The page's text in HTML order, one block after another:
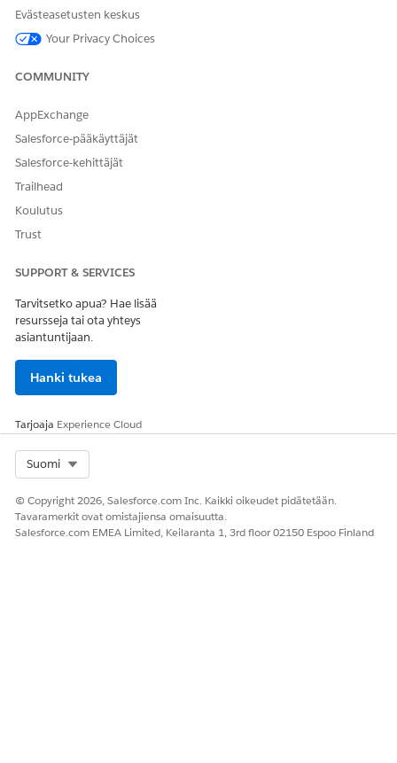
Evästeasetusten keskus
Your Privacy Choices
COMMUNITY
AppExchange
Salesforce-pääkäyttäjät
Salesforce-kehittäjät
Trailhead
Koulutus
Trust
SUPPORT & SERVICES
Tarvitsetko apua? Hae lisää
resursseja tai ota yhteys
asiantuntijaan.
Hanki tukea
Tarjoaja Experience Cloud
Suomi
© Copyright 2026, Salesforce.com Inc. Kaikki oikeudet pidätetään.
Tavaramerkit ovat omistajiensa omaisuutta.
Salesforce.com EMEA Limited, Keilaranta 1, 3rd floor 02150 Espoo Finland